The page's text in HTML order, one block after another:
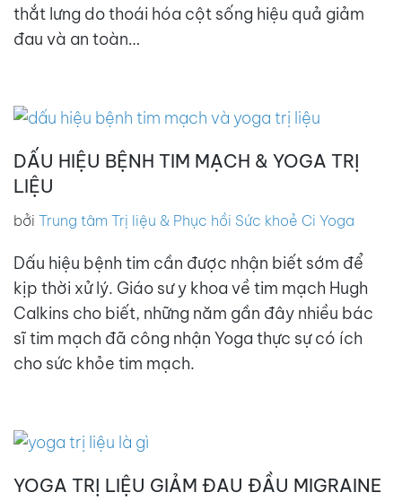
thắt lưng do thoái hóa cột sống hiệu quả giảm
đau và an toàn…
DẤU HIỆU BỆNH TIM MẠCH & YOGA TRỊ
LIỆU
bởi Trung tâm Trị liệu & Phục hồi Sức khoẻ Ci Yoga
Dấu hiệu bệnh tim cần được nhận biết sớm để
kịp thời xử lý. Giáo sư y khoa về tim mạch Hugh
Calkins cho biết, những năm gần đây nhiều bác
sĩ tim mạch đã công nhận Yoga thực sự có ích
cho sức khỏe tim mạch.
YOGA TRỊ LIỆU GIẢM ĐAU ĐẦU MIGRAINE